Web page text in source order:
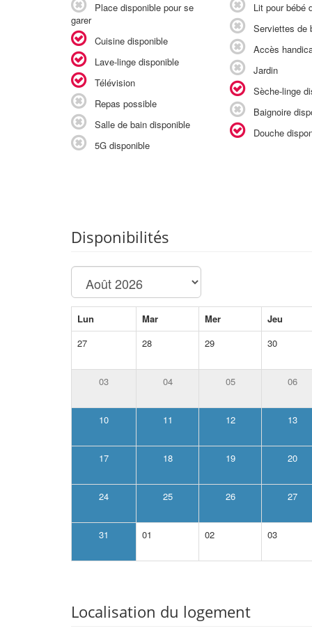
Place disponible pour se
garer
Cuisine disponible
Lave-linge disponible
Télévision
Repas possible
Salle de bain disponible
5G disponible
Lit pour bébé
Serviettes de
Accès
Jardin
Sèche-linge
Baignoire
Douche
Disponibilités
Lun Mar Mer
Jeu
27
28 29 30
03 04 05 06
10 11 12 13
17 18 19 20
24 25 26 27
31 01 02 03
Localisation du logement